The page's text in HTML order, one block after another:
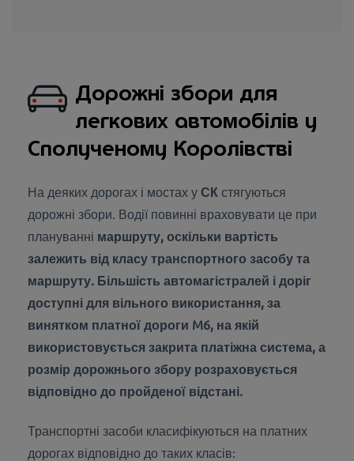
Дорожні збори для
легкових автомобілів у
Сполученому Королівстві
На деяких дорогах і мостах у СК стягуються
дорожні збори. Водії повинні враховувати це при
плануванні маршруту, оскільки вартість
залежить від класу транспортного засобу та
маршруту. Більшість автомагістралей і доріг
доступні для вільного використання, за
винятком платної дороги M6, на якій
використовується закрита платіжна система, а
розмір дорожнього збору розраховується
відповідно до пройденої відстані.
Транспортні засоби класифікуються на платних
дорогах відповідно до таких класів: